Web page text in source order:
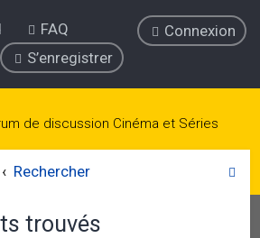
FAQ
Connexion
S’enregistrer
de discussion Cinéma et Séries
Rechercher
trouvés